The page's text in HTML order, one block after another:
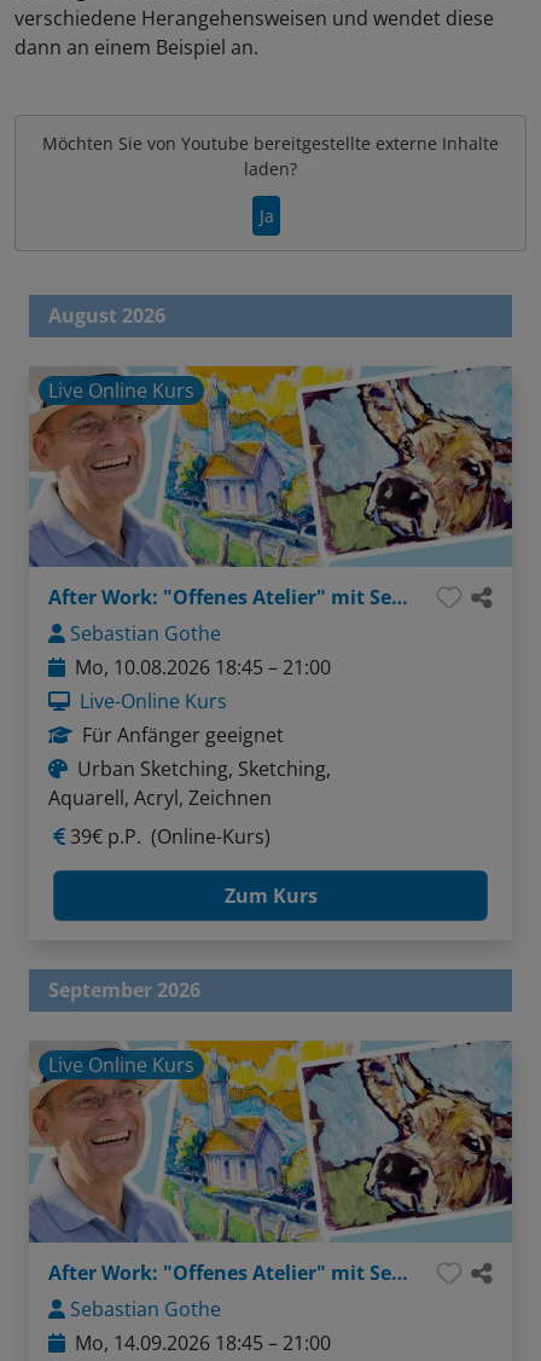
verschiedene Herangehensweisen und wendet diese
dann an einem Beispiel an.
Möchten Sie von Youtube bereitgestellte externe Inhalte
laden?
Ja
August 2026
Live Online Kurs
After Work: "Offenes Atelier" mit Sebastian - Thema: Gesichter ganz einfach (Bleistift / Aquarellstifte)
Sebastian Gothe
Mo, 10.08.2026 18:45 – 21:00
Live-Online Kurs
Für Anfänger geeignet
Urban Sketching, Sketching,
Aquarell, Acryl, Zeichnen
39€ p.P. (Online-Kurs)
Zum Kurs
September 2026
Live Online Kurs
After Work: "Offenes Atelier" mit Sebastian - Thema: Menschen in Bewegung sketchen (Liner / Pinselstifte / Aquarellfarben)
Sebastian Gothe
Mo, 14.09.2026 18:45 – 21:00